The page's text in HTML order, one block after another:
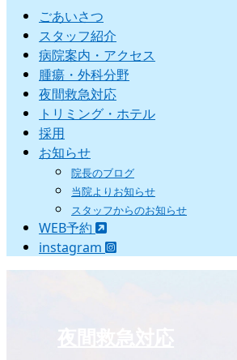
ごあいさつ
スタッフ紹介
病院案内・アクセス
腫瘍・外科分野
夜間救急対応
トリミング・ホテル
採用
お知らせ
院長のブログ
当院よりお知らせ
スタッフからのお知らせ
WEB予約
instagram
夜間救急対応